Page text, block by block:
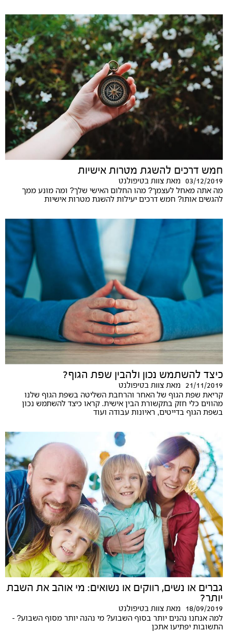
חמש דרכים להשגת מטרות אישיות
03/12/2019 מאת צוות בטיפולנט
מה אתה מאחל לעצמך? מהו החלום האישי שלך? ומה מונע ממך
להגשים אותו? חמש דרכים יעילות להשגת מטרות אישיות
כיצד להשתמש נכון ולהבין שפת הגוף?
21/11/2019 מאת צוות בטיפולנט
קריאת שפת הגוף של האחר והרחבת השליטה בשפת הגוף שלנו
מהווים כלי חזק בתקשורת הבין אישית. קראו כיצד להשתמש נכון
בשפת הגוף בדייטים, ראיונות עבודה ועוד
גברים או נשים, רווקים או נשואים: מי אוהב את השבת
יותר?
18/09/2019 מאת צוות בטיפולנט
למה אנחנו נהנים יותר בסוף השבוע? מי נהנה יותר מסוף השבוע? -
התשובות יפתיעו אתכן